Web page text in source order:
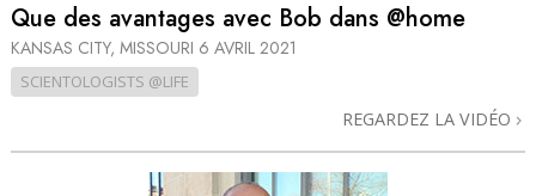
Que des avantages avec Bob dans @home
KANSAS CITY, MISSOURI 6 AVRIL 2021
SCIENTOLOGISTS @LIFE
REGARDEZ LA VIDÉO